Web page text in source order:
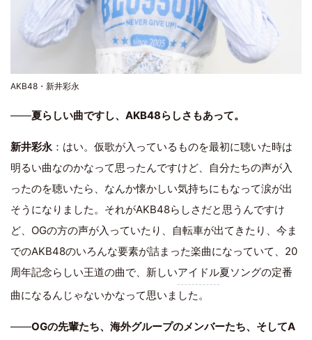
AKB48・新井彩永
――夏らしい曲ですし、AKB48らしさもあって。
新井彩永：はい。仮歌が入っているものを最初に聴いた時は
明るい曲なのかなって思ったんですけど、自分たちの声が入
ったのを聴いたら、なんか懐かしい気持ちにもなって涙が出
そうになりました。それがAKB48らしさだと思うんですけ
ど、OGの方の声が入っていたり、自転車が出てきたり、今ま
でのAKB48のいろんな要素が詰まった楽曲になっていて、20
周年記念らしい王道の曲で、新しいアイドル夏ソングの定番
曲になるんじゃないかなって思いました。
――OGの先輩たち、海外グループのメンバーたち、そしてA